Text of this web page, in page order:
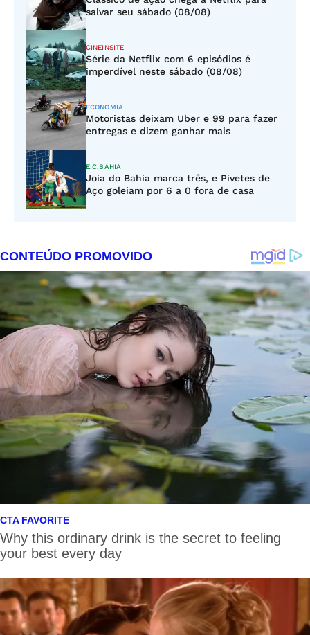
salvar seu sábado (08/08)
CINEINSITE
Série da Netflix com 6 episódios é
imperdível neste sábado (08/08)
ECONOMIA
Motoristas deixam Uber e 99 para fazer
entregas e dizem ganhar mais
E.C.BAHIA
Joia do Bahia marca três, e Pivetes de
Aço goleiam por 6 a 0 fora de casa